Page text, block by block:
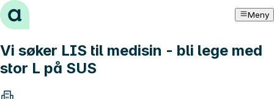
Hopp til innhold Meny
Vi søker LIS til medisin - bli lege med
stor L på SUS